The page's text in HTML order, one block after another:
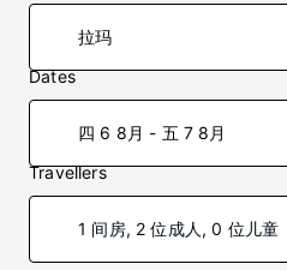
Dates
四 6 8月 - 五 7 8月
Travellers
1 间房, 2 位成人, 0 位儿童